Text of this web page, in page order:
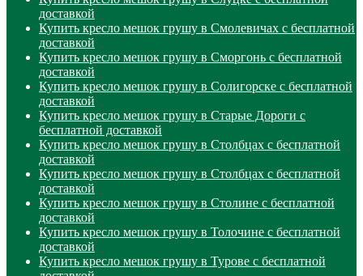
доставкой
Купить кресло мешок грушу в Смолевичах с бесплатной
доставкой
Купить кресло мешок грушу в Сморгонь с бесплатной
доставкой
Купить кресло мешок грушу в Солигорске с бесплатной
доставкой
Купить кресло мешок грушу в Старые Дороги с
бесплатной доставкой
Купить кресло мешок грушу в Столбцах с бесплатной
доставкой
Купить кресло мешок грушу в Столбцах с бесплатной
доставкой
Купить кресло мешок грушу в Столине с бесплатной
доставкой
Купить кресло мешок грушу в Толочине с бесплатной
доставкой
Купить кресло мешок грушу в Турове с бесплатной